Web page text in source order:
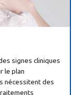
signes cliniques
le plan
nécessitent des